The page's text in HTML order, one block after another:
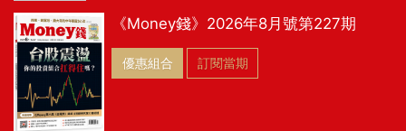
《Money錢》2026年8月號第227期
優惠組合 訂閱當期